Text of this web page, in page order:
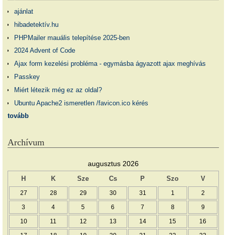
ajánlat
hibadetektív.hu
PHPMailer mauális telepítése 2025-ben
2024 Advent of Code
Ajax form kezelési probléma - egymásba ágyazott ajax meghívás
Passkey
Miért létezik még ez az oldal?
Ubuntu Apache2 ismeretlen /favicon.ico kérés
tovább
Archívum
augusztus 2026
H K Sze Cs P Szo V
27 28 29 30 31 1 2
3 4 5 6 7 8 9
10 11 12 13 14 15 16